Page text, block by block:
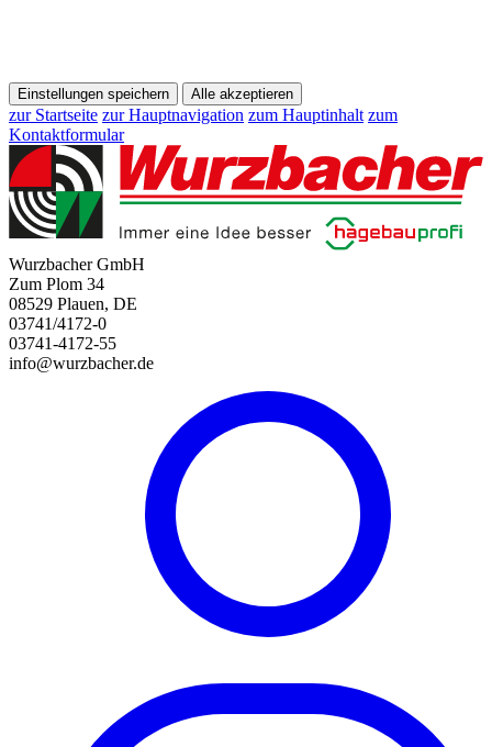
Einstellungen speichern Alle akzeptieren
zur Startseite zur Hauptnavigation zum Hauptinhalt zum
Kontaktformular
Wurzbacher GmbH
Zum Plom 34
08529 Plauen, DE
03741/4172-0
03741-4172-55
info@wurzbacher.de